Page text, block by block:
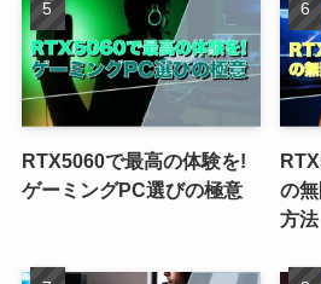
RTX5060で最高の体験を!
ゲーミングPC選びの極意
の
方法